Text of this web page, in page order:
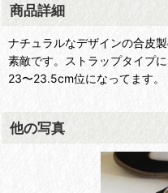
商品詳細
ナチュラルなデザインの合皮
素敵です。ストラップタイプ
23〜23.5cm位になってます。
他の写真